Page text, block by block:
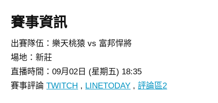
賽事資訊
出賽隊伍：樂天桃猿 vs 富邦悍將
場地：新莊
直播時間：09月02日 (星期五) 18:35
賽事評論TWITCH , LINETODAY ,評論區2